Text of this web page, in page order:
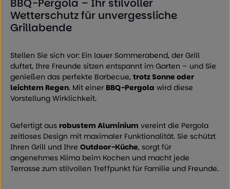
BBQ-Pergola – Ihr stilvoller
Wetterschutz für unvergessliche
Grillabende
Stellen Sie sich vor: Ein lauer Sommerabend, der Grill
duftet, Ihre Freunde sitzen entspannt im Garten – und Sie
genießen das perfekte Barbecue, trotz Sonne oder
leichtem Regen. Mit einer BBQ-Pergola wird diese
Vorstellung Wirklichkeit.
Gefertigt aus robustem Aluminium vereint die Pergola
zeitloses Design mit maximaler Funktionalität. Sie schützt
Ihren Grill und Ihre Outdoor-Küche, sorgt für
angenehmes Klima beim Kochen und macht jede
Terrasse zum stilvollen Treffpunkt für Familie und Freunde.